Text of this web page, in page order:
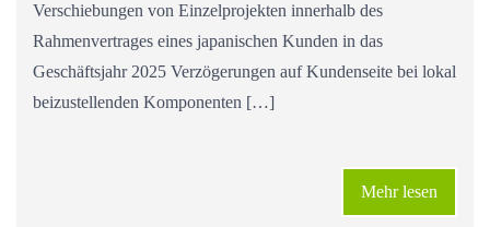
Verschiebungen von Einzelprojekten innerhalb des
Rahmenvertrages eines japanischen Kunden in das
Geschäftsjahr 2025 Verzögerungen auf Kundenseite bei lokal
beizustellenden Komponenten […]
Mehr lesen